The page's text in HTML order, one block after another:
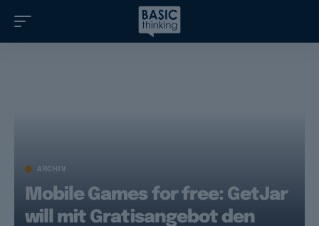
ARCHIV
Mobile Games for free: GetJar
will mit Gratisangebot den